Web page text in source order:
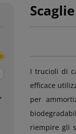
I trucioli di
efficace
per
riempire gli